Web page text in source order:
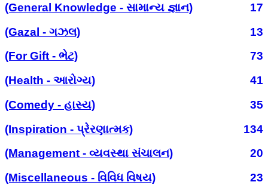
(General Knowledge - સામાન્ય જ્ઞાન)
17
(Gazal - ગઝલ)
13
(For Gift - ભેટ)
73
(Health - આરોગ્ય)
41
(Comedy - હાસ્ય)
35
(Inspiration - પ્રેરણાત્મક)
134
(Management - વ્યવસ્થા સંચાલન)
20
(Miscellaneous - વિવિધ વિષય)
23